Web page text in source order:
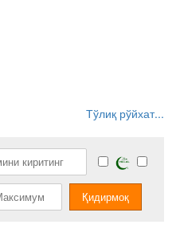
Тўлиқ рўйхат...